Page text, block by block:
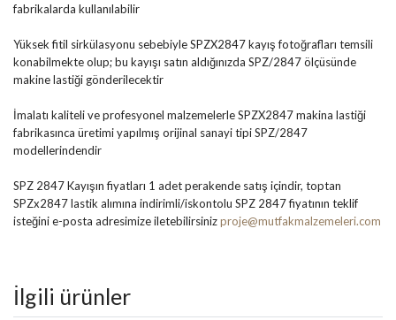
fabrikalarda kullanılabilir
Yüksek fitil sirkülasyonu sebebiyle SPZX2847 kayış fotoğrafları temsili
konabilmekte olup; bu kayışı satın aldığınızda SPZ/2847 ölçüsünde
makine lastiği gönderilecektir
İmalatı kaliteli ve profesyonel malzemelerle SPZX2847 makina lastiği
fabrikasınca üretimi yapılmış orijinal sanayi tipi SPZ/2847
modellerindendir
SPZ 2847 Kayışın fiyatları 1 adet perakende satış içindir, toptan
SPZx2847 lastik alımına indirimli/iskontolu SPZ 2847 fiyatının teklif
isteğini e-posta adresimize iletebilirsinizproje@mutfakmalzemeleri.com
İlgili ürünler